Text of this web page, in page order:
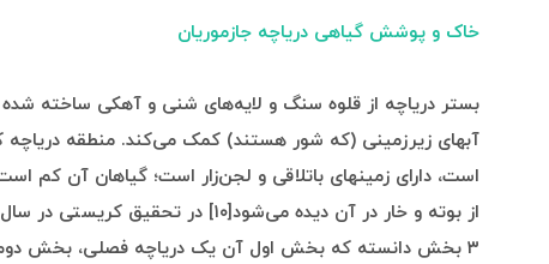
خاک و پوشش گیاهی دریاچه جازموریان
بستر دریاچه از قلوه سنگ و لایه‌های شنی و آهکی ساخته
آبهای زیرزمینی (که شور هستند) کمک می‌کند. منطقه دریاچه
است، دارای زمینهای باتلاقی و لجن‌زار است؛ گیاهان آن کم
۳ بخش دانسته که بخش اول آن یک دریاچه فصلی، بخش